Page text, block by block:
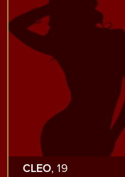
CLEO, 19